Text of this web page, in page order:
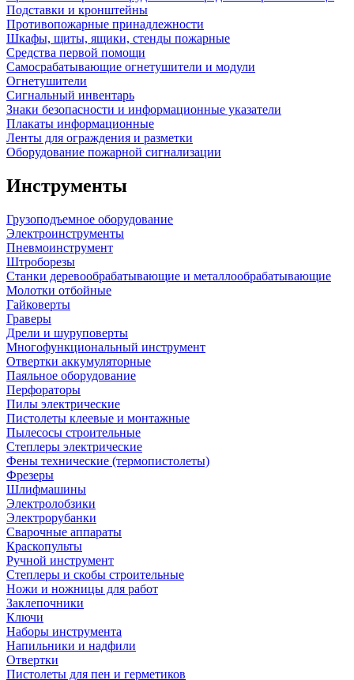
Подставки и кронштейны
Противопожарные принадлежности
Шкафы, щиты, ящики, стенды пожарные
Средства первой помощи
Самосрабатывающие огнетушители и модули
Огнетушители
Сигнальный инвентарь
Знаки безопасности и информационные указатели
Плакаты информационные
Ленты для ограждения и разметки
Оборудование пожарной сигнализации
Инструменты
Грузоподъемное оборудование
Электроинструменты
Пневмоинструмент
Штроборезы
Станки деревообрабатывающие и металлообрабатывающие
Молотки отбойные
Гайковерты
Граверы
Дрели и шуруповерты
Многофункциональный инструмент
Отвертки аккумуляторные
Паяльное оборудование
Перфораторы
Пилы электрические
Пистолеты клеевые и монтажные
Пылесосы строительные
Степлеры электрические
Фены технические (термопистолеты)
Фрезеры
Шлифмашины
Электролобзики
Электрорубанки
Сварочные аппараты
Краскопульты
Ручной инструмент
Степлеры и скобы строительные
Ножи и ножницы для работ
Заклепочники
Ключи
Наборы инструмента
Напильники и надфили
Отвертки
Пистолеты для пен и герметиков